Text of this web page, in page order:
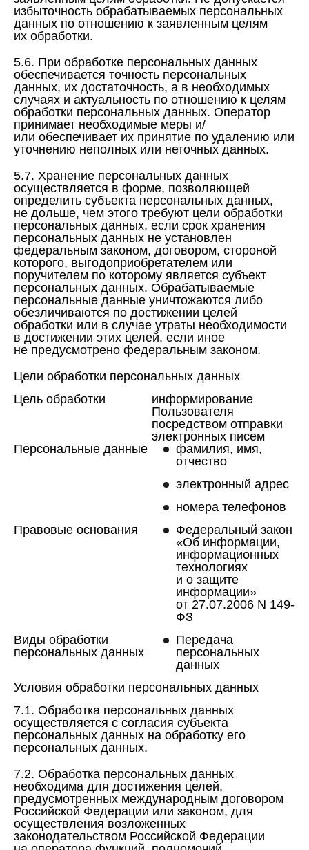
избыточность обрабатываемых персональных
данных по отношению к заявленным целям
их обработки.
5.6. При обработке персональных данных
обеспечивается точность персональных
данных, их достаточность, а в необходимых
случаях и актуальность по отношению к целям
обработки персональных данных. Оператор
принимает необходимые меры и/
или обеспечивает их принятие по удалению или
уточнению неполных или неточных данных.
5.7. Хранение персональных данных
осуществляется в форме, позволяющей
определить субъекта персональных данных,
не дольше, чем этого требуют цели обработки
персональных данных, если срок хранения
персональных данных не установлен
федеральным законом, договором, стороной
которого, выгодоприобретателем или
поручителем по которому является субъект
персональных данных. Обрабатываемые
персональные данные уничтожаются либо
обезличиваются по достижении целей
обработки или в случае утраты необходимости
в достижении этих целей, если иное
не предусмотрено федеральным законом.
Цели обработки персональных данных
Цель обработки
информирование
Пользователя
посредством отправки
электронных писем
Персональные данные
фамилия, имя,
отчество
электронный адрес
номера телефонов
Правовые основания
Федеральный закон
«Об информации,
информационных
технологиях
и о защите
информации»
от 27.07.2006 N 149-
ФЗ
Виды обработки
персональных данных
Передача
персональных
данных
Условия обработки персональных данных
7.1. Обработка персональных данных
осуществляется с согласия субъекта
персональных данных на обработку его
персональных данных.
7.2. Обработка персональных данных
необходима для достижения целей,
предусмотренных международным договором
Российской Федерации или законом, для
осуществления возложенных
законодательством Российской Федерации